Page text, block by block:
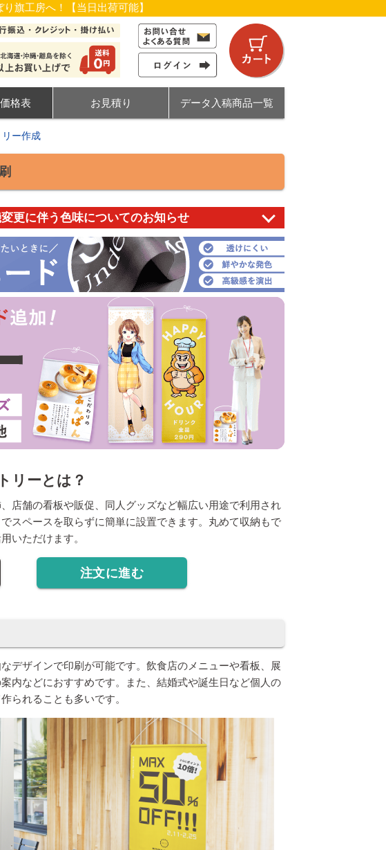
旗工房へ！【当日出荷可能】
格表 お見積り データ入稿商品一覧
リー作成
更に伴う色味についてのお知らせ
リーとは？
店舗の看板や販促、同人グッズなど幅広い用途で利用され
スペースを取らずに簡単に設置できます。丸めて収納もで
いただけます。
注文に進む
デザインで印刷が可能です。飲食店のメニューや看板、展
内などにおすすめです。また、結婚式や誕生日など個人の
られることも多いです。